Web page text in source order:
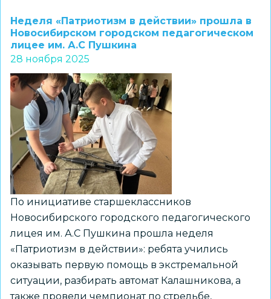
тысяч
школьников
Новосибирска
ответили
на
вопросы
«Краеведческого
эрудита-25»
Неделя «Патриотизм в действии» прошла в
Новосибирском городском педагогическом
лицее им. А.С Пушкина
28 ноября 2025
По инициативе старшеклассников
Новосибирского городского педагогического
лицея им. А.С Пушкина прошла неделя
«Патриотизм в действии»: ребята учились
оказывать первую помощь в экстремальной
ситуации, разбирать автомат Калашникова, а
также провели чемпионат по стрельбе,